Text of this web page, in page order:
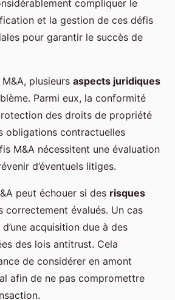
compliquer le
et la gestion de ces défis
pour garantir le succès de
M&A, plusieurs aspects juridiques
Parmi eux, la conformité
des droits de propriété
obligations contractuelles
M&A nécessitent une évaluation
d’éventuels litiges.
peut échouer si des risques
correctement évalués. Un cas
acquisition due à des
des lois antitrust. Cela
de considérer en amont
afin de ne pas compromettre